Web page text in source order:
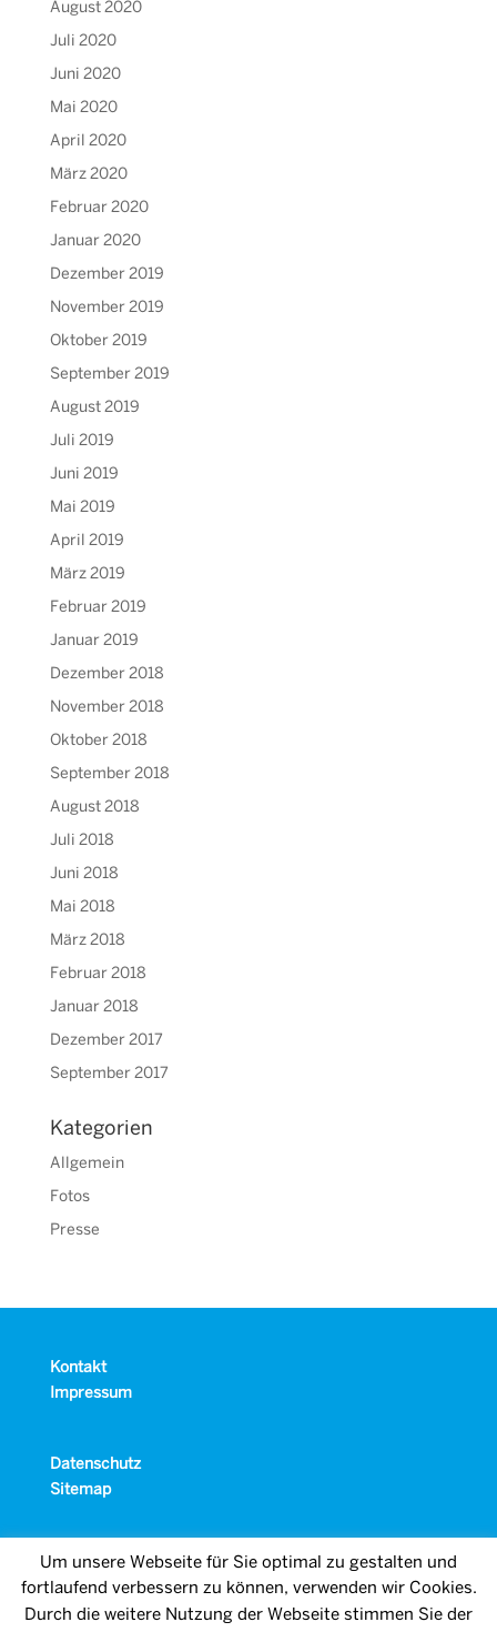
August 2020
Juli 2020
Juni 2020
Mai 2020
April 2020
März 2020
Februar 2020
Januar 2020
Dezember 2019
November 2019
Oktober 2019
September 2019
August 2019
Juli 2019
Juni 2019
Mai 2019
April 2019
März 2019
Februar 2019
Januar 2019
Dezember 2018
November 2018
Oktober 2018
September 2018
August 2018
Juli 2018
Juni 2018
Mai 2018
März 2018
Februar 2018
Januar 2018
Dezember 2017
September 2017
Kategorien
Allgemein
Fotos
Presse
Kontakt
Impressum
Datenschutz
Sitemap
Um unsere Webseite für Sie optimal zu gestalten und
fortlaufend verbessern zu können, verwenden wir Cookies.
Durch die weitere Nutzung der Webseite stimmen Sie der